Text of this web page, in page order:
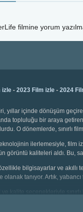
filmine yorum
izle - 2023 Film izle - 2024
yıllar içinde dönüşüm
topluluğu bir araya
O dönemlerde, sınırlı
teknolojinin ilerlemesiyle, film
görüntü kaliteleri aldı. Bu,
bilgisayarlar ve akıllı
olanak tanıyor. Artık,
ve kalite seçenekleriyle
arasında